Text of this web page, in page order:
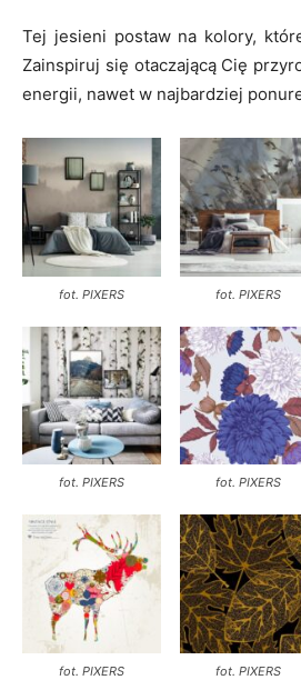
Tej jesieni postaw na kolory,
Zainspiruj się otaczającą Cię
energii, nawet w najbardziej
fot. PIXERS fot. PIXERS
fot. PIXERS fot. PIXERS
fot. PIXERS fot. PIXERS